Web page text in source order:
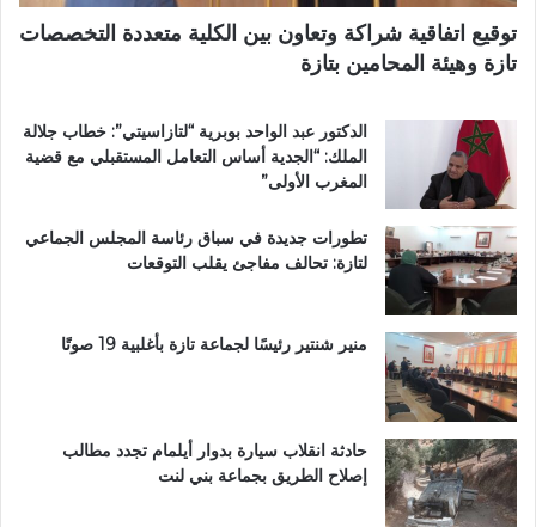
ي
ح
ل
م
ت
ن
ب
توقيع اتفاقية شراكة وتعاون بين الكلية متعددة التخصصات
تازة وهيئة المحامين بتازة
الدكتور عبد الواحد بوبرية “لتازاسيتي”: خطاب جلالة
الملك: “الجدية أساس التعامل المستقبلي مع قضية
المغرب الأولى”
تطورات جديدة في سباق رئاسة المجلس الجماعي
لتازة: تحالف مفاجئ يقلب التوقعات
منير شنتير رئيسًا لجماعة تازة بأغلبية 19 صوتًا
حادثة انقلاب سيارة بدوار أيلمام تجدد مطالب
إصلاح الطريق بجماعة بني لنت